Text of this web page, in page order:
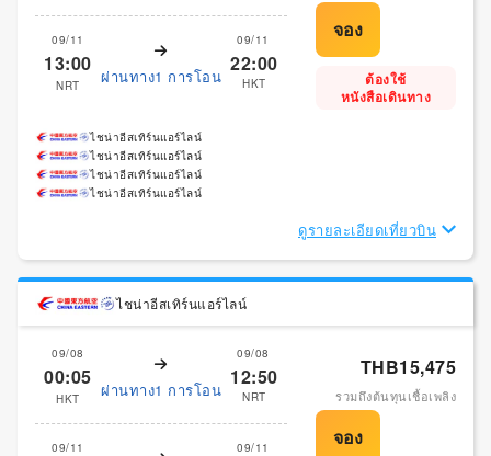
09/11
13:00
NRT ผ่านทาง1 การโอน
09/11
22:00
HKT
ต้องใช้
หนังสือเดินทาง
ไชน่าอีสเทิร์นแอร์ไลน์
ไชน่าอีสเทิร์นแอร์ไลน์
ไชน่าอีสเทิร์นแอร์ไลน์
ไชน่าอีสเทิร์นแอร์ไลน์
ดูรายละเอียดเที่ยวบิน
ไชน่าอีสเทิร์นแอร์ไลน์
09/08
00:05
HKT ผ่านทาง1 การโอน
09/08
12:50
NRT
09/11 09/11
THB15,475
รวมถึงต้นทุนเชื้อเพลิง